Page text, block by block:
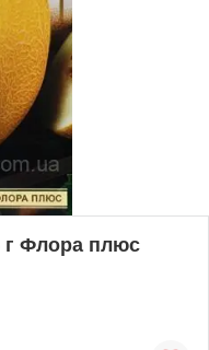
г Флора плюс